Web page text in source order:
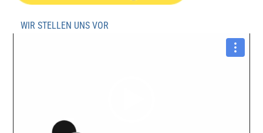
WIR STELLEN UNS VOR